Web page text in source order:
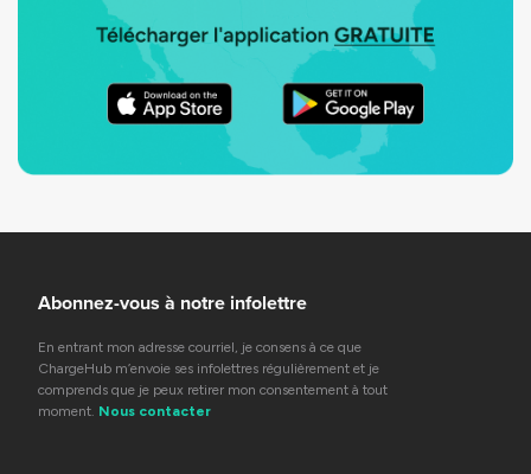
Abonnez-vous à notre infolettre
En entrant mon adresse courriel, je consens à ce que
ChargeHub m’envoie ses infolettres régulièrement et je
comprends que je peux retirer mon consentement à tout
moment. Nous contacter